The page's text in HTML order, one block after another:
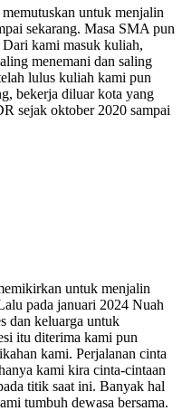
untuk menjalin
sekarang. Masa SMA pun
kami masuk kuliah,
menemani dan saling
lulus kuliah kami pun
bekerja diluar kota yang
sejak oktober 2020 sampai
untuk menjalin
pada januari 2024 Nuah
dan keluarga untuk
itu diterima kami pun
kami. Perjalanan cinta
kami kira cinta-cintaan
titik saat ini. Banyak hal
tumbuh dewasa bersama.